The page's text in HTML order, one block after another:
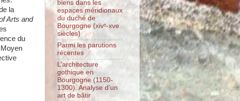
la
Arts and
du
biens dans les
espaces méridionaux
du duché de
Bourgogne (xivᵉ-xve
siècles)
Parmi les parutions
récentes
L’architecture
gothique en
Bourgogne (1150-
1300). Analyse d’un
art de bâtir